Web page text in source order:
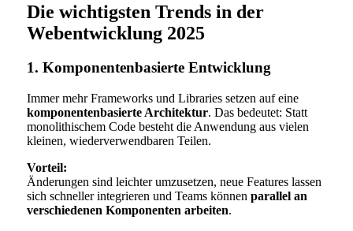
Die wichtigsten Trends in der
Webentwicklung 2025
1. Komponentenbasierte Entwicklung
Immer mehr Frameworks und Libraries setzen auf eine
komponentenbasierte Architektur. Das bedeutet: Statt
monolithischem Code besteht die Anwendung aus vielen
kleinen, wiederverwendbaren Teilen.
Vorteil:
Änderungen sind leichter umzusetzen, neue Features lassen
sich schneller integrieren und Teams können parallel an
verschiedenen Komponenten arbeiten.